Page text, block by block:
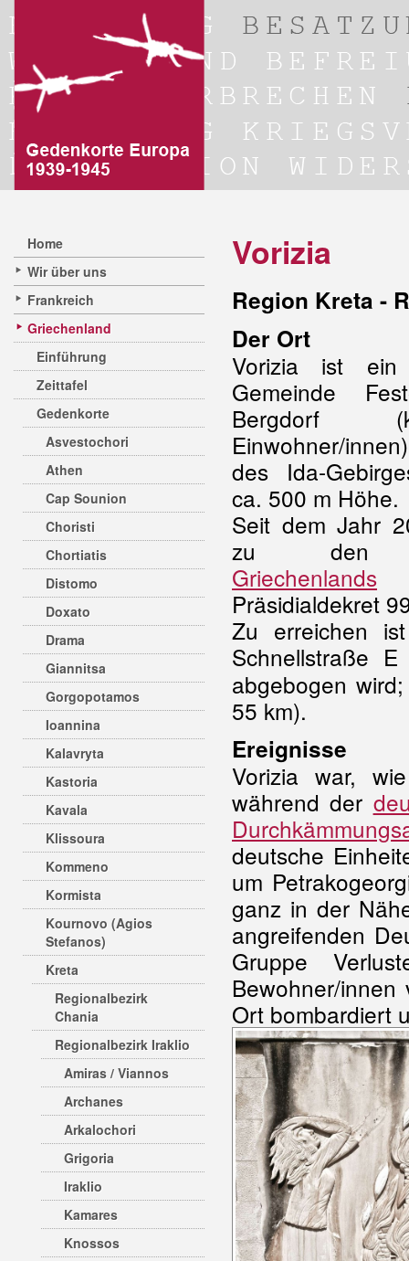
Home
Wir über uns
Frankreich
Griechenland
Einführung
Zeittafel
Gedenkorte
Asvestochori
Athen
Cap Sounion
Choristi
Chortiatis
Distomo
Doxato
Drama
Giannitsa
Gorgopotamos
Ioannina
Kalavryta
Kastoria
Kavala
Klissoura
Kommeno
Kormista
Kournovo (Agios
Stefanos)
Kreta
Regionalbezirk
Chania
Regionalbezirk Iraklio
Amiras / Viannos
Archanes
Arkalochori
Grigoria
Iraklio
Kamares
Knossos
Vorizia
Region Kreta -
Der Ort
Vorizia ist
Gemeinde
Bergdorf
Einwohner/
des Ida-
ca. 500 m Höhe.
Seit dem Jahr
zu
Griechenlands
Präsidialdekret
Zu erreichen
Schnellstraße
abgebogen
55 km).
Ereignisse
Vorizia war,
während der
deutsche
um
ganz in der
angreifenden
Gruppe
Bewohner/
Ort bombardiert